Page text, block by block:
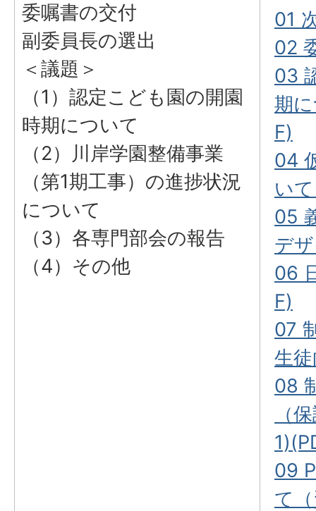
委嘱書の交付
副委員長の選出
＜議題＞
（1）認定こども園の開園
時期について
（2）川岸学園整備事業
（第1期工事）の進捗状況
について
（3）各専門部会の報告
（4）その他
01
02
03
期
F)
04
い
05
デ
06
F)
07
生
08
（
09
て